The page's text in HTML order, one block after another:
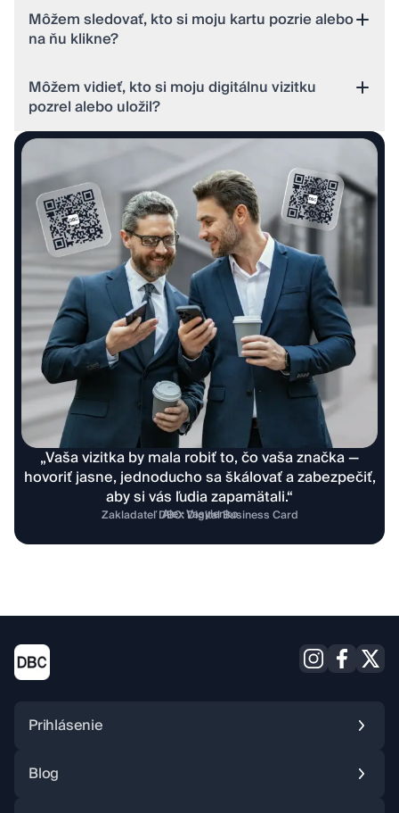
Môžem sledovať, kto si moju kartu pozrie alebo
na ňu klikne?
Môžem vidieť, kto si moju digitálnu vizitku
pozrel alebo uložil?
„Vaša vizitka by mala robiť to, čo vaša značka —
hovoriť jasne, jednoducho sa škálovať a zabezpečiť,
aby si vás ľudia zapamätali.“
Alex Vasylenko
Zakladateľ DBC: Digital Business Card
Prihlásenie
Blog